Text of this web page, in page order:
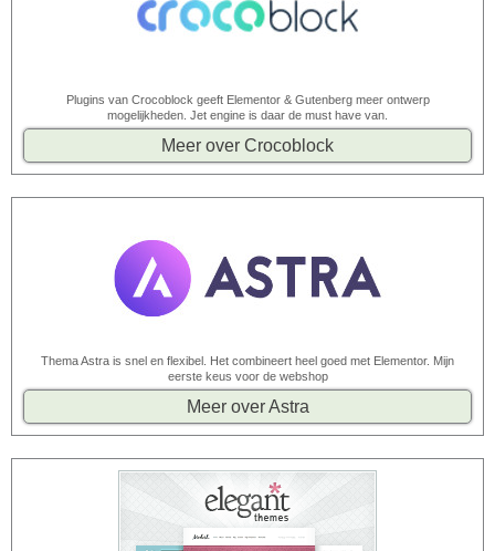
Plugins van Crocoblock geeft Elementor & Gutenberg meer ontwerp
mogelijkheden. Jet engine is daar de must have van.
Meer over Crocoblock
Thema Astra is snel en flexibel. Het combineert heel goed met Elementor. Mijn
eerste keus voor de webshop
Meer over Astra